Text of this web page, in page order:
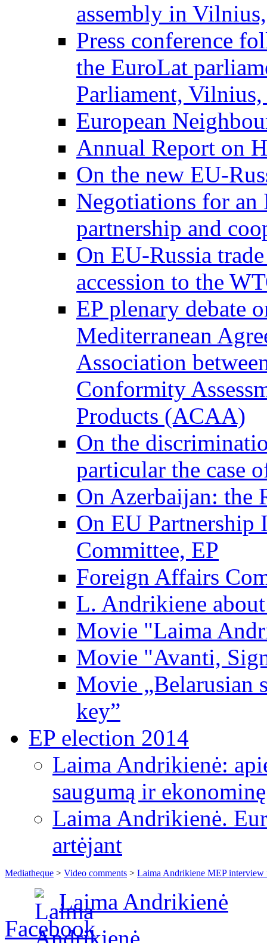
assembly in
Press conference
the EuroLat
Parliament,
European
Annual Report on
On the new EU-
Negotiations for an
partnership and
On EU-Russia
accession to the
EP plenary debate
Mediterranean
Association
Conformity
Products (ACAA)
On the
particular the case
On Azerbaijan: the
On EU Partnership
Committee, EP
Foreign Affairs
L. Andrikiene
Movie "Laima
Movie "Avanti,
Movie „Belarusian
key”
EP election 2014
Laima Andrikienė:
saugumą ir
Laima Andrikienė.
artėjant
Mediatheque > Video comments > Laima Andrikiene MEP
Laima Andrikienė
Facebook